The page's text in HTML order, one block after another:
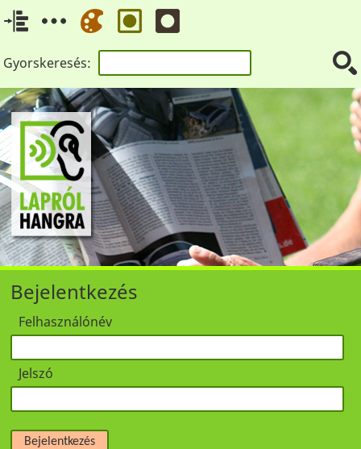
Gyorskeresés:
Bejelentkezés
Felhasználónév
Jelszó
Bejelentkezés